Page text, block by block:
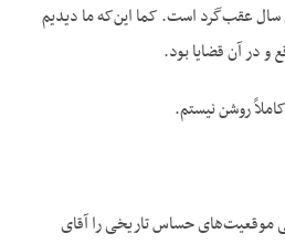
عقب‌گرد است. کما این‌که ما دیدیم
در آن قضایا بود.
روشن نیستم.
حساس تاریخی را آقای